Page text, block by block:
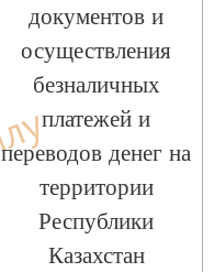
документов и
осуществления
безналичных
платежей и
переводов денег на
территории
Республики
Казахстан